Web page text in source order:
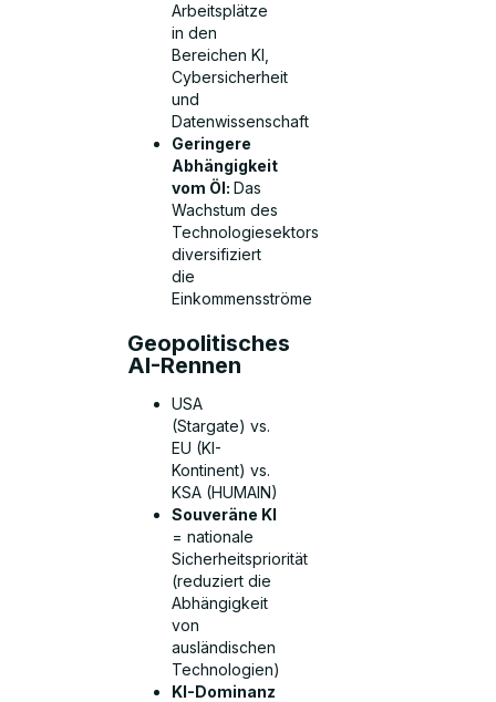
Arbeitsplätze
in den
Bereichen KI,
Cybersicherheit
und
Datenwissenschaft
Geringere
Abhängigkeit
vom Öl:Das
Wachstum des
Technologiesektors
diversifiziert
die
Einkommensströme
Geopolitisches
AI-Rennen
USA
(Stargate) vs.
EU (KI-
Kontinent) vs.
KSA (HUMAIN)
Souveräne KI
= nationale
Sicherheitspriorität
(reduziert die
Abhängigkeit
von
ausländischen
Technologien)
KI-Dominanz